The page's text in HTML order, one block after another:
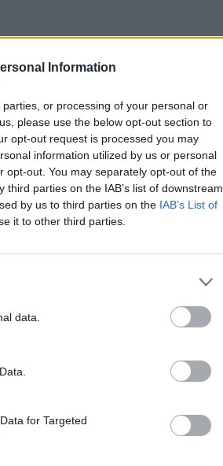
Information
or processing of your personal or
please use the below opt-out section to
opt-out request is processed you may
information utilized by us or personal
opt-out. You may separately opt-out of the
parties on the IAB’s list of downstream
by us to third parties on the IAB’s List of
it to other third parties.
data.
for Targeted